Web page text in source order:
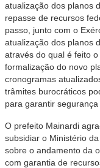
atualização dos planos
repasse de recursos
passo, junto com o
atualização dos planos
através do qual é feito
formalização do novo
cronogramas
trâmites burocráticos
para garantir
O prefeito Mainardi
subsidiar o Ministério
sobre o andamento da
com garantia de